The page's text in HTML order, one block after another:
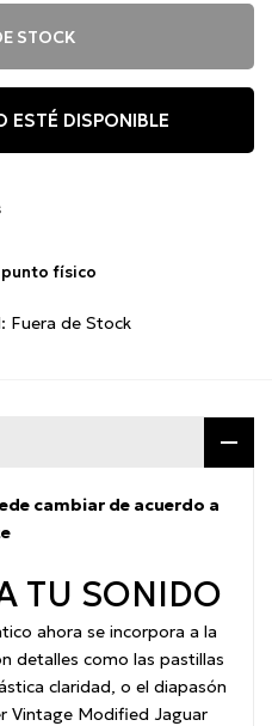
STOCK
ESTÉ DISPONIBLE
físico
Fuera de Stock
cambiar de acuerdo a
TU SONIDO
ahora se incorpora a la
detalles como las pastillas
claridad, o el diapasón
Vintage Modified Jaguar